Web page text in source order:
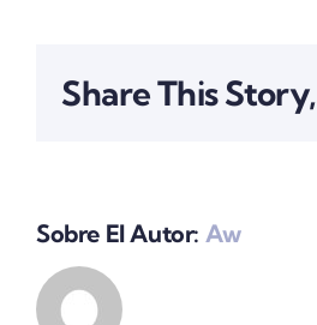
Share This
Sobre El Autor: Aw